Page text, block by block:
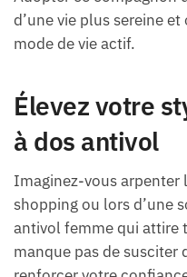
d’une vie plus sereine
mode de vie actif.
Élevez votre
à dos antivol
Imaginez-vous arpenter
shopping ou lors d’une
antivol femme qui attire
manque pas de susciter